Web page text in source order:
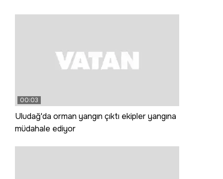
00:03
Uludağ'da orman yangın çıktı ekipler yangına
müdahale ediyor